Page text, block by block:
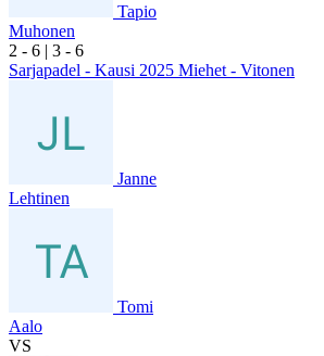
Tapio
Muhonen
2 - 6 | 3 - 6
Sarjapadel - Kausi 2025 Miehet - Vitonen
Janne
Lehtinen
Tomi
Aalo
VS